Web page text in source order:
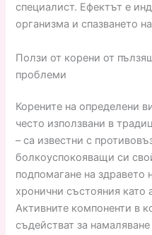
специалист. Ефектът е
организма и спазването
Ползи от корени от
проблеми
Корените на определени
често използвани в
– са известни с
болкоуспокояващи си
подпомагане на здравето
хронични състояния като
Активните компоненти в
съдействат за